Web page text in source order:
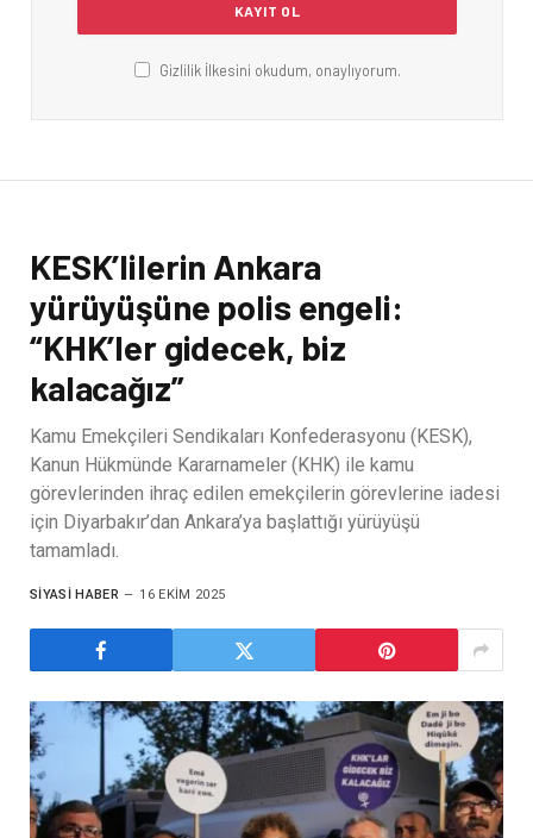
Gizlilik İlkesini okudum, onaylıyorum.
KESK’lilerin Ankara
yürüyüşüne polis engeli:
“KHK’ler gidecek, biz
kalacağız”
Kamu Emekçileri Sendikaları Konfederasyonu (KESK),
Kanun Hükmünde Kararnameler (KHK) ile kamu
görevlerinden ihraç edilen emekçilerin görevlerine iadesi
için Diyarbakır’dan Ankara’ya başlattığı yürüyüşü
tamamladı.
SIYASI HABER 16 EKIM 2025